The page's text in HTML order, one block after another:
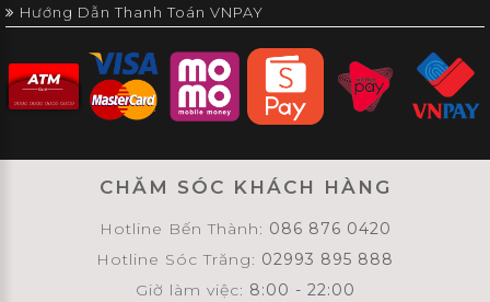
Hướng Dẫn Thanh Toán VNPAY
CHĂM SÓC KHÁCH HÀNG
Hotline Bến Thành: 086 876 0420
Hotline Sóc Trăng: 02993 895 888
Giờ làm việc: 8:00 - 22:00